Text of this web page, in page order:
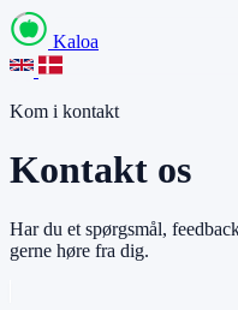
Kaloa
Kom i kontakt
Kontakt os
Har du et spørgsmål,
gerne høre fra dig.